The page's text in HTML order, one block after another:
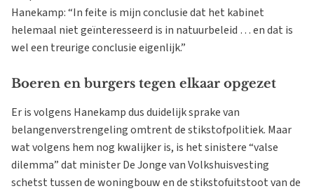
Hanekamp: “In feite is mijn conclusie dat het kabinet
helemaal niet geïnteresseerd is in natuurbeleid … en dat is
wel een treurige conclusie eigenlijk.”
Boeren en burgers tegen elkaar opgezet
Er is volgens Hanekamp dus duidelijk sprake van
belangenverstrengeling omtrent de stikstofpolitiek. Maar
wat volgens hem nog kwalijker is, is het sinistere “valse
dilemma” dat minister De Jonge van Volkshuisvesting
schetst tussen de woningbouw en de stikstofuitstoot van de